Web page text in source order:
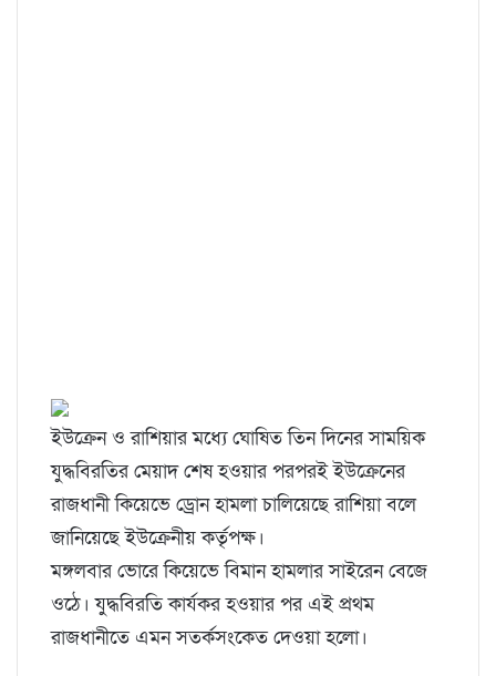
ইউক্রেন ও রাশিয়ার মধ্যে ঘোষিত তিন দিনের সাময়িক
যুদ্ধবিরতির মেয়াদ শেষ হওয়ার পরপরই ইউক্রেনের
রাজধানী কিয়েভে ড্রোন হামলা চালিয়েছে রাশিয়া বলে
জানিয়েছে ইউক্রেনীয় কর্তৃপক্ষ।
মঙ্গলবার ভোরে কিয়েভে বিমান হামলার সাইরেন বেজে
ওঠে। যুদ্ধবিরতি কার্যকর হওয়ার পর এই প্রথম
রাজধানীতে এমন সতর্কসংকেত দেওয়া হলো।